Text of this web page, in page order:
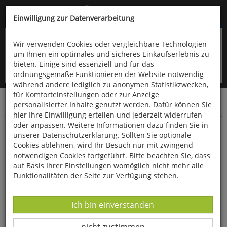
Kompletten Head der Seite überspringen
oder (06766) 9323-960
Startseite Bücher Gesundheit
Dann zitter ich halt
Einwilligung zur Datenverarbeitung
Wir verwenden Cookies oder vergleichbare Technologien
um Ihnen ein optimales und sicheres Einkaufserlebnis zu
bieten. Einige sind essenziell und für das
ordnungsgemäße Funktionieren der Website notwendig
während andere lediglich zu anonymen Statistikzwecken,
für Komforteinstellungen oder zur Anzeige
personalisierter Inhalte genutzt werden. Dafür können Sie
hier Ihre Einwilligung erteilen und jederzeit widerrufen
oder anpassen. Weitere Informationen dazu finden Sie in
unserer Datenschutzerklärung. Sollten Sie optionale
Cookies ablehnen, wird Ihr Besuch nur mit zwingend
notwendigen Cookies fortgeführt. Bitte beachten Sie, dass
auf Basis Ihrer Einstellungen womöglich nicht mehr alle
Funktionalitäten der Seite zur Verfügung stehen.
Datenverarbeitung -
Ich bin einverstanden